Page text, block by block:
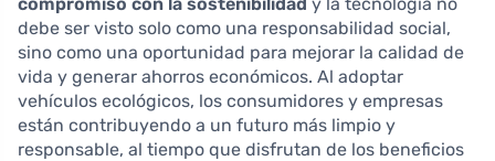
debe ser visto solo como una responsabilidad social,
sino como una oportunidad para mejorar la calidad de
vida y generar ahorros económicos. Al adoptar
vehículos ecológicos, los consumidores y empresas
están contribuyendo a un futuro más limpio y
responsable, al tiempo que disfrutan de los beneficios